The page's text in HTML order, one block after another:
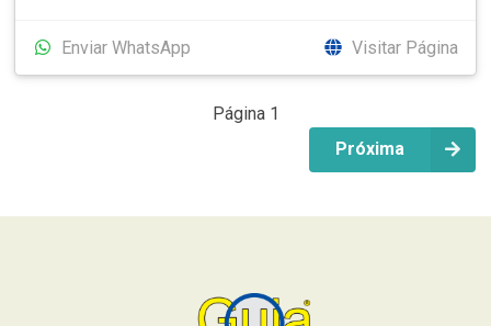
Enviar WhatsApp Visitar Página
Página 1
Próxima